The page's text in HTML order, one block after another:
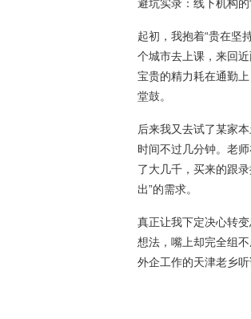
避坑实录：线下机构的
起初，我抱着“贵在坚
个城市去上课，来回
宝贵的精力耗在通勤
堂鼓。
后来我又去试了某家
时间不过几分钟。老
了大几千，买来的跟
出”的需求。
真正让我下定决心转
想法，嘴上却完全组
外企工作的天津老乡